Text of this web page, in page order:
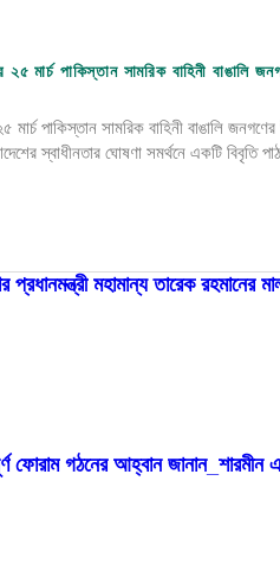
অনুষ্ঠিত
সমাজকল্যাণ মন্ত্রী ডা. এ জেড এম জাহিদ হোসেন
পাকিস্তান সামরিক বাহিনী বাঙালি
মার্চ পাকিস্তান সামরিক বাহিনী বাঙালি
স্বাধীনতার ঘোষণা সমর্থনে একটি বিবৃতি
প্রধানমন্ত্রী মহামান্য তারেক রহমানের
ফোরাম গঠনের আহ্বান